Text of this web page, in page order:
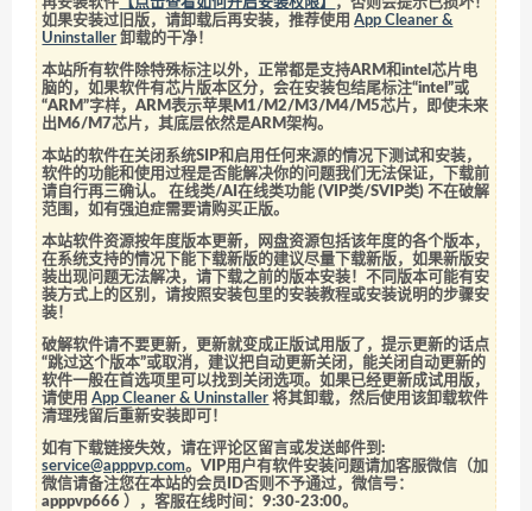
如果安装过旧版，请卸载后再安装，推荐使用App Cleaner &
Uninstaller 卸载的干净！
本站所有软件除特殊标注以外，正常都是支持ARM和intel芯片电
脑的，如果软件有芯片版本区分，会在安装包结尾标注“intel”或
“ARM”字样，ARM表示苹果M1/M2/M3/M4/M5芯片，即使未来
出M6/M7芯片，其底层依然是ARM架构。
本站的软件在关闭系统SIP和启用任何来源的情况下测试和安装，
软件的功能和使用过程是否能解决你的问题我们无法保证，下载前
请自行再三确认。 在线类/AI在线类功能 (VIP类/SVIP类) 不在破解
范围，如有强迫症需要请购买正版。
本站软件资源按年度版本更新，网盘资源包括该年度的各个版本，
在系统支持的情况下能下载新版的建议尽量下载新版，如果新版安
装出现问题无法解决，请下载之前的版本安装！不同版本可能有安
装方式上的区别，请按照安装包里的安装教程或安装说明的步骤安
装！
破解软件请不要更新，更新就变成正版试用版了，提示更新的话点
“跳过这个版本”或取消，建议把自动更新关闭，能关闭自动更新的
软件一般在首选项里可以找到关闭选项。如果已经更新成试用版，
请使用App Cleaner & Uninstaller 将其卸载，然后使用该卸载软件
清理残留后重新安装即可！
如有下载链接失效，请在评论区留言或发送邮件到:
service@apppvp.com。VIP用户有软件安装问题请加客服微信（加
微信请备注您在本站的会员ID否则不予通过，微信号：
apppvp666 ），客服在线时间：9:30-23:00。